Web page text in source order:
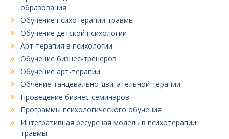
образования
Обучение психотерапии травмы
Обучение детской психологии
Арт-терапия в психологии
Обучение бизнес-тренеров
Обучение арт-терапии
Обчение танцевально-двигательной терапии
Проведение бизнес-семинаров
Программы психологического обучения
Интегративная ресурсная модель в психотерапии
травмы